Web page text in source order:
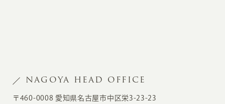
NAGOYA HEAD OFFICE
〒460-0008 愛知県名古屋市中区栄3-23-23